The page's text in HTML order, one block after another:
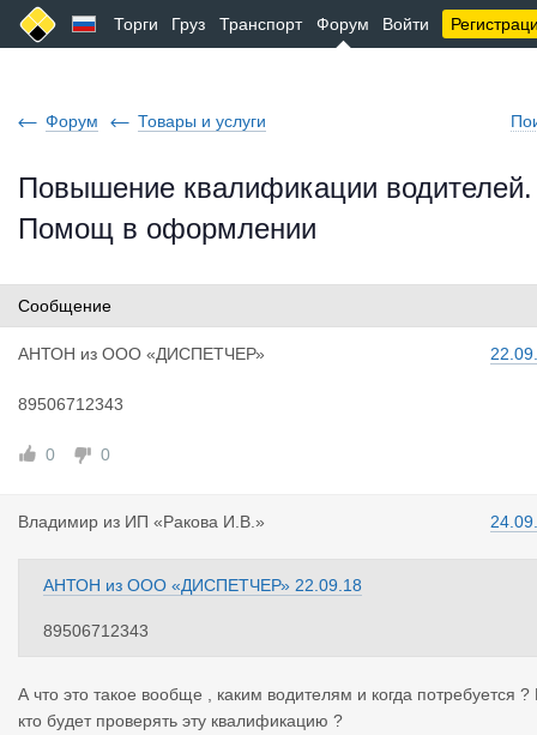
Торги Груз Транспорт Форум Войти
Форум Товары и услуги
Повышение квалификации водителей.
Помощ в оформлении
Сообщение
АНТОН из ООО «ДИСПЕТЧЕР»
89506712343
0 0
Владимир из ИП «Ракова И.В.»
АНТОН из ООО «ДИСПЕТЧЕР» 22.09.18
89506712343
А что это такое вообще , каким водителям и когда потребуется ?
кто будет проверять эту квалификацию ?